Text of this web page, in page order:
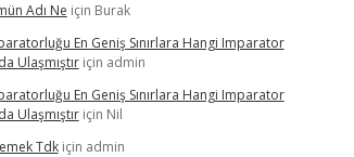
Adı Ne için Burak
En Geniş Sınırlara Hangi Imparator
Ulaşmıştıriçin admin
En Geniş Sınırlara Hangi Imparator
Ulaşmıştıriçin Nil
Tdkiçin admin